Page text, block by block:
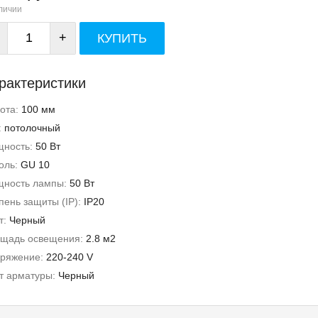
+ КУПИТЬ
100 мм
потолочный
50 Вт
GU 10
лампы: 50 Вт
защиты (IP): IP20
Черный
освещения: 2.8 м2
220-240 V
арматуры: Черный